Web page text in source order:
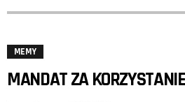
MEMY
MANDAT ZA